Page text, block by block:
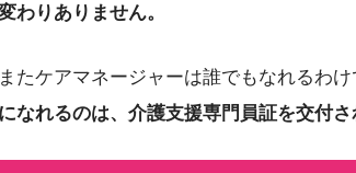
わりありません。
またケアマネージャーは誰でもなれるわけ
になれるのは、介護支援専門員証を交付さ